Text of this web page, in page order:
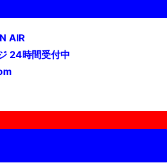
AIR
24時間受付中